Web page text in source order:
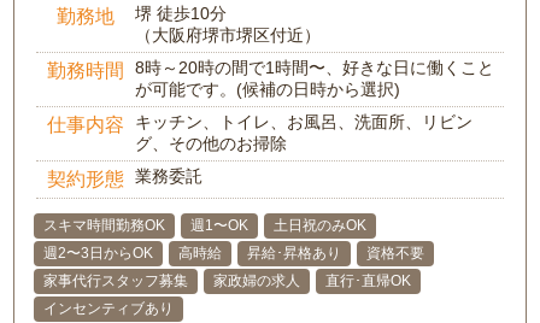
勤務地
堺 徒歩10分
（大阪府堺市堺区付近）
勤務時間
8時～20時の間で1時間〜、好きな日に働くこと
が可能です。(候補の日時から選択)
仕事内容
キッチン、トイレ、お風呂、洗面所、リビン
グ、その他のお掃除
契約形態 業務委託
スキマ時間勤務OK 週1〜OK
土日祝のみOK
週2〜3日からOK
高時給 昇給･昇格あり
資格不要
家事代行スタッフ募集
家政婦の求人
直行･直帰OK
インセンティブあり